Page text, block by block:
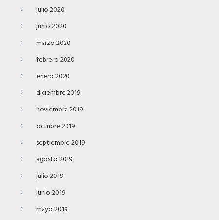
julio 2020
junio 2020
marzo 2020
febrero 2020
enero 2020
diciembre 2019
noviembre 2019
octubre 2019
septiembre 2019
agosto 2019
julio 2019
junio 2019
mayo 2019